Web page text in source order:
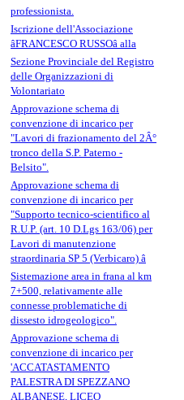
professionista.
Iscrizione dell'Associazione
âFRANCESCO RUSSOâ alla
Sezione Provinciale del Registro
delle Organizzazioni di
Volontariato
Approvazione schema di
convenzione di incarico per
"Lavori di frazionamento del 2Â°
tronco della S.P. Paterno -
Belsito".
Approvazione schema di
convenzione di incarico per
"Supporto tecnico-scientifico al
R.U.P. (art. 10 D.Lgs 163/06) per
Lavori di manutenzione
straordinaria SP 5 (Verbicaro) â
Sistemazione area in frana al km
7+500, relativamente alle
connesse problematiche di
dissesto idrogeologico".
Approvazione schema di
convenzione di incarico per
'ACCATASTAMENTO
PALESTRA DI SPEZZANO
ALBANESE, LICEO